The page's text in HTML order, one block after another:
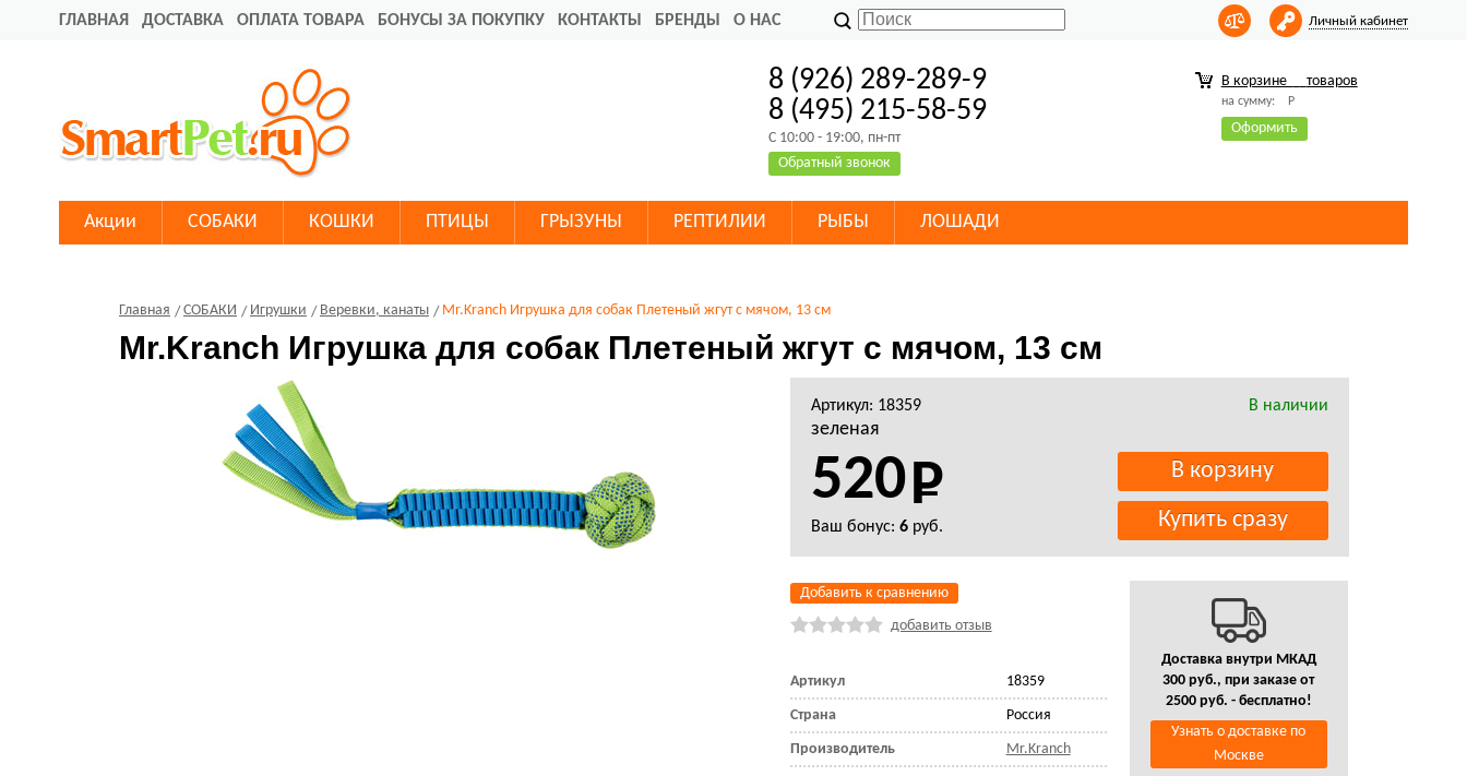
ГЛАВНАЯ ДОСТАВКА ОПЛАТА ТОВАРА БОНУСЫ ЗА ПОКУПКУ КОНТАКТЫ БРЕНДЫ О НАС Личный кабинет
8 (926) 289-289-9
8 (495) 215-58-59
C 10:00 - 19:00, пн-пт
Обратный звонок
В корзине товаров
на сумму: Р
Оформить
Акции СОБАКИ КОШКИ ПТИЦЫ ГРЫЗУНЫ РЕПТИЛИИ РЫБЫ ЛОШАДИ
Главная СОБАКИ Игрушки Веревки, канаты Mr.Kranch Игрушка для собак Плетеный жгут с мячом, 13 см
Mr.Kranch Игрушка для собак Плетеный жгут с мячом, 13 см
Артикул: 18359 В наличии
зеленая
520
Ваш бонус: 6руб.
Добавить к сравнению
добавить отзыв
Артикул 18359
Страна Россия
Производитель Mr.Kranch
Доставка внутри МКАД
300 руб., при заказе от
2500 руб. - бесплатно!
Узнать о доставке по
Москве